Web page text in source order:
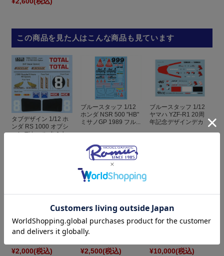
この商品を見た人はこんな商品も見ています
タブデザイン 1/12 ホ
ンダ RS 1000 オプシ
ョンデカール タミヤ...
ブルースタッフ 1/12
ホンダ NSR 500 "HB"
ミサノGP 1989 フル...
¥3,600(税込)
ブルースタッフ 1/12
ヤマハ YZF-R1 20周
年記念デザインデカ
ヤマハ YZF-R1 60周
年記念デザインデカ
¥2,000(税込)
ブルースタッフ 1/12
ヤマハ YZF R1M スピ
リット オブ B.シー
ン...
¥2,500(税込)
トップスタジオ 1/12
¥10,000(税込)